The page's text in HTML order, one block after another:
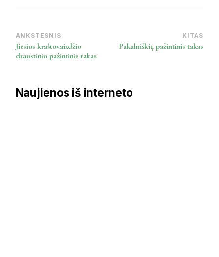
Post
Navigation
ANKSTESNIS
Jiesios kraštovaizdžio
draustinio pažintinis takas
KITAS
Pakalniškių pažintinis takas
Naujienos iš interneto